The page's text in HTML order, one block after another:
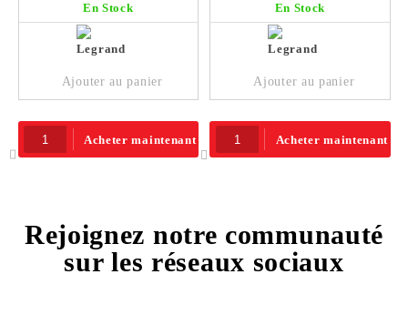
En Stock
Ajouter au panier
Acheter maintenant
En Stock
Ajouter au panier
Acheter maintenant
Rejoignez notre communauté
sur les réseaux sociaux